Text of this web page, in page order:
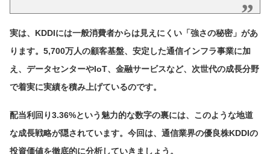
実は、KDDIには一般消費者からは見えにくい「強さの秘密」があ
ります。5,700万人の顧客基盤、安定した通信インフラ事業に加
え、データセンターやIoT、金融サービスなど、次世代の成長分野
で着実に実績を積み上げているのです。
配当利回り3.36%という魅力的な数字の裏には、このような地道
な成長戦略が隠されています。今回は、通信業界の優良株KDDIの
投資価値を徹底的に分析していきましょう。